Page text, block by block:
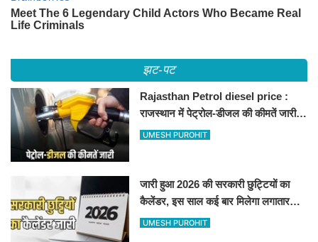
झट-पट
Rajasthan Petrol diesel price :
राजस्थान में पेट्रोल-डीजल की कीमतें जारी,
जानिए बीकानेर समेत पुरे प्रदेश में नए रेट
UMESH PUROHIT
जारी हुआ 2026 की सरकारी छुट्टियों का
कैलेंडर, इस साल कई बार मिलेगा लगातार
अवकाश, देखें
UMESH PUROHIT